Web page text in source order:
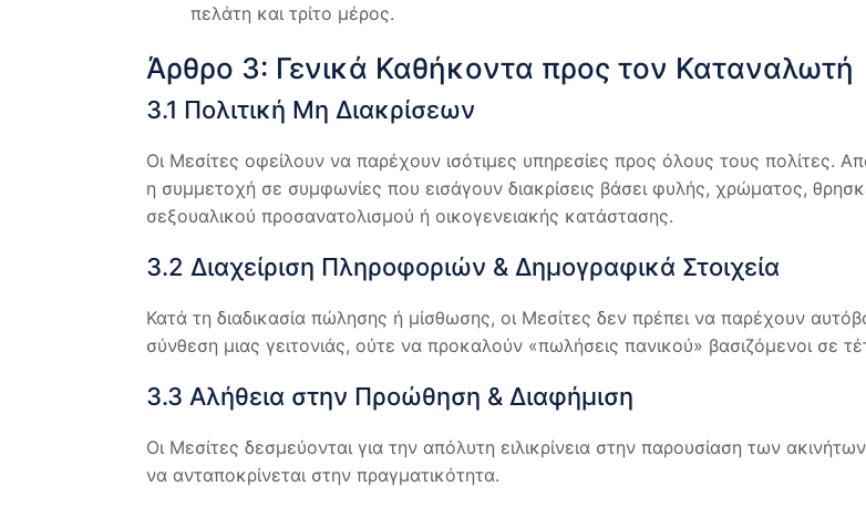
πελάτη και τρίτο μέρος.
Άρθρο 3: Γενικά Καθήκοντα προς τον Καταναλωτή
3.1 Πολιτική Μη Διακρίσεων
Οι Μεσίτες οφείλουν να παρέχουν ισότιμες υπηρεσίες προς όλους τους πολίτες.
η συμμετοχή σε συμφωνίες που εισάγουν διακρίσεις βάσει φυλής, χρώματος,
σεξουαλικού προσανατολισμού ή οικογενειακής κατάστασης.
3.2 Διαχείριση Πληροφοριών & Δημογραφικά Στοιχεία
Κατά τη διαδικασία πώλησης ή μίσθωσης, οι Μεσίτες δεν πρέπει να παρέχουν
σύνθεση μιας γειτονιάς, ούτε να προκαλούν «πωλήσεις πανικού» βασιζόμενοι σε
3.3 Αλήθεια στην Προώθηση & Διαφήμιση
Οι Μεσίτες δεσμεύονται για την απόλυτη ειλικρίνεια στην παρουσίαση των
να ανταποκρίνεται στην πραγματικότητα.